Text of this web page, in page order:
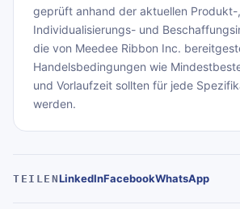
geprüft anhand der aktuellen Produkt-,
Individualisierungs- und
die von Meedee Ribbon Inc.
Handelsbedingungen wie
und Vorlaufzeit sollten für jede
werden.
TEILENLinkedInFacebookWhatsApp